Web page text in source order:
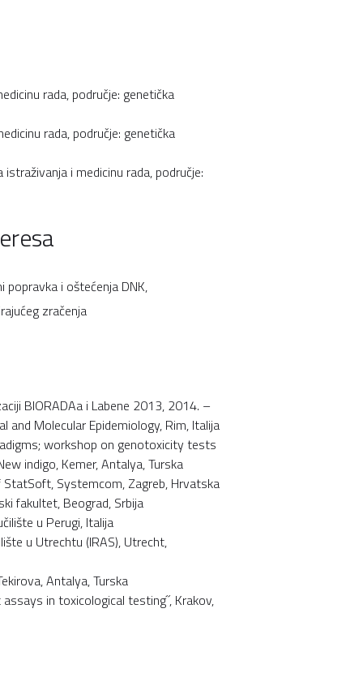
rada, područje: genetička
rada, područje: genetička
i medicinu rada, područje:
i oštećenja DNK,
zračenja
BIORADAa i Labene 2013, 2014. –
and Molecular Epidemiology, Rim, Italija
workshop on genotoxicity tests
indigo, Kemer, Antalya, Turska
Systemcom, Zagreb, Hrvatska
fakultet, Beograd, Srbija
u Perugi, Italija
u Utrechtu (IRAS), Utrecht,
Antalya, Turska
in toxicological testing˝, Krakov,